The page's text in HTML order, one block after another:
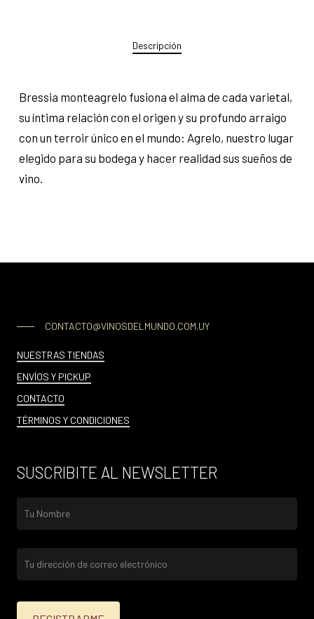
Descripción
Bressia monteagrelo fusiona el alma de cada varietal,
su íntima relación con el origen y su profundo arraigo
con un terroir único en el mundo: Agrelo, nuestro lugar
elegido para su bodega y hacer realidad sus sueños de
vino.
CONTACTO@VINOSDELMUNDO.COM.UY
NUESTRAS TIENDAS
ENVÍOS Y PICKUP
CONTACTO
TÉRMINOS Y CONDICIONES
SUSCRIBITE AL NEWSLETTER